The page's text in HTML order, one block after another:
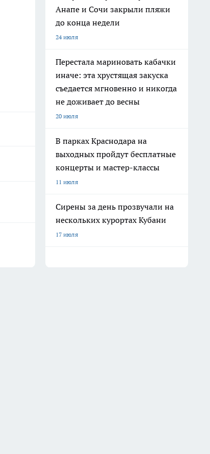
Анапе и Сочи закрыли пляжи
до конца недели
24 июля
Перестала мариновать кабачки
иначе: эта хрустящая закуска
съедается мгновенно и никогда
не доживает до весны
20 июля
В парках Краснодара на
выходных пройдут бесплатные
концерты и мастер-классы
11 июля
Сирены за день прозвучали на
нескольких курортах Кубани
17 июля